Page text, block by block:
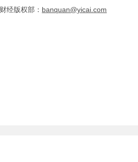
经版权部： banquan@yicai.com